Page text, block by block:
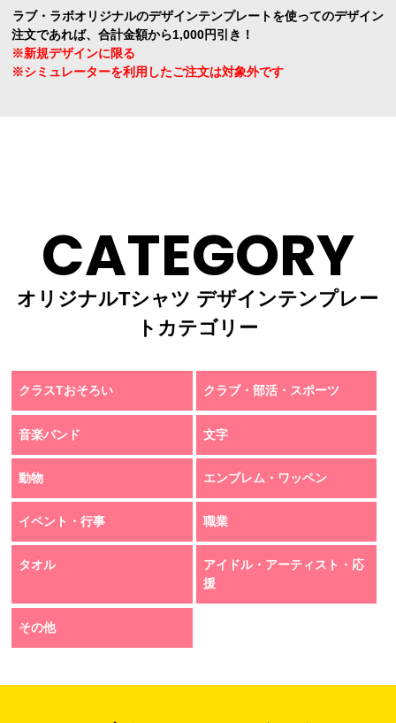
ラブ・ラボオリジナルのデザインテンプレートを使ってのデザイン
注文であれば、合計金額から1,000円引き！
※新規デザインに限る
※シミュレーターを利用したご注文は対象外です
CATEGORY
オリジナルTシャツ デザインテンプレー
トカテゴリー
クラスTおそろい クラブ・部活・スポーツ
音楽バンド 文字
動物 エンブレム・ワッペン
イベント・行事 職業
タオル
アイドル・アーティスト・応
援
その他